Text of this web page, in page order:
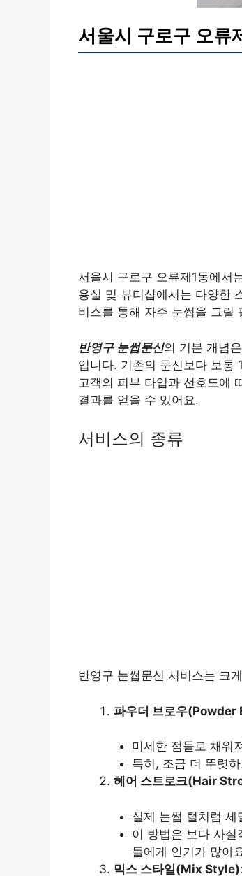
서울시 구로구 오류
서울시 구로구 오류제1동에서
용실 및 뷰티샵에서는 다양한
비스를 통해 자주 눈썹을 그릴
반영구 눈썹문신의 기본 개념
입니다. 기존의 문신보다 보통
고객의 피부 타입과 선호도에
결과를 얻을 수 있어요.
서비스의 종류
반영구 눈썹문신 서비스는 크
파우더 브로우(Powder
미세한 점들로 채워
특히, 조금 더 뚜렷
헤어 스트로크(Hair
실제 눈썹 털처럼 세
이 방법은 보다 사
들에게 인기가 많아
믹스 스타일(Mix Style):